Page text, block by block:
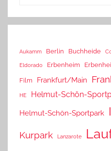
Aukamm Berlin Buchheide
Eldorado Erbenheim
Film Frankfurt/Main
HE Helmut-Schön-
Helmut-Schön-Sportpark
Kurpark Lanzarote